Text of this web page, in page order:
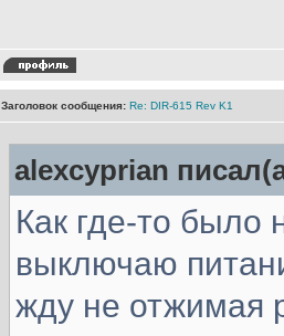
Заголовок сообщения: Re: DIR-615 Rev K1
alexcyprian
Как где-то было
выключаю
жду не отжимая